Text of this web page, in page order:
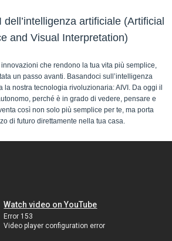
dell’intelligenza artificiale (Artificial
and Visual Interpretation)
che rendono la tua vita più semplice,
un passo avanti. Basandoci sull’intelligenza
la nostra tecnologia rivoluzionaria: AIVI. Da oggi il
perché è in grado di vedere, pensare e
così non solo più semplice per te, ma porta
di futuro direttamente nella tua casa.